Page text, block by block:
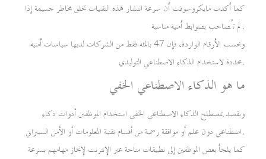
كما أكدت مايكروسوفت أن سرعة انتشار هذه التقنيات تخلق مخاطر جسيمة إذا
لم تُصاحب بضوابط أمنية مناسبة.
وبحسب الأرقام الواردة، فإن 47 بالمئة فقط من الشركات لديها سياسات أمنية
محددة لاستخدام الذكاء الاصطناعي التوليدي.
ما هو الذكاء الاصطناعي الخفي
ويقصد بمصطلح الذكاء الاصطناعي الخفي استخدام الموظفين أدوات ذكاء
اصطناعي دون علم أو موافقة رسمية من أقسام تقنية المعلومات أو الأمن السيبراني.
كما يلجأ بعض الموظفين إلى تطبيقات متاحة عبر الإنترنت لإنجاز مهامهم بسرعة